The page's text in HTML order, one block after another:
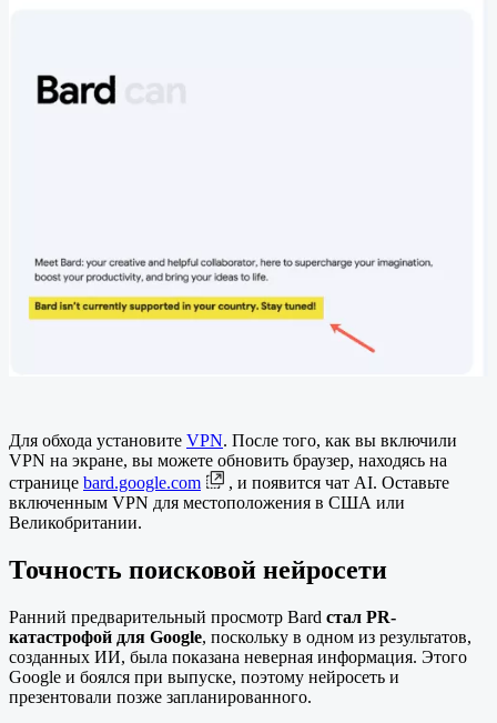
Для обхода установите VPN. После того, как вы включили
VPN на экране, вы можете обновить браузер, находясь на
странице bard.google.com
, и появится чат AI. Оставьте
включенным VPN для местоположения в США или
Великобритании.
Точность поисковой нейросети
Ранний предварительный просмотр Bard стал PR-
катастрофой для Google, поскольку в одном из результатов,
созданных ИИ, была показана неверная информация. Этого
Google и боялся при выпуске, поэтому нейросеть и
презентовали позже запланированного.